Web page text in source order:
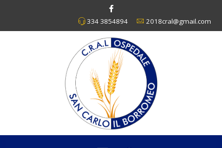
334 3854894 2018cral@gmail.com